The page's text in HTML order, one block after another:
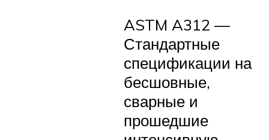
ASTM A312 —
Стандартные
спецификации на
бесшовные,
сварные и
прошедшие